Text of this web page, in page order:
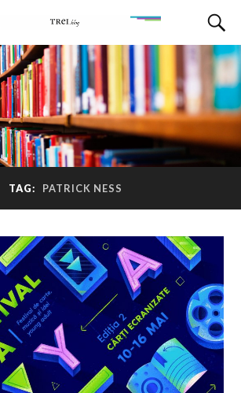
TAG: PATRICK NESS